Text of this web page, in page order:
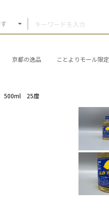
京都の逸品 ことよりモール限定
500ml 25度